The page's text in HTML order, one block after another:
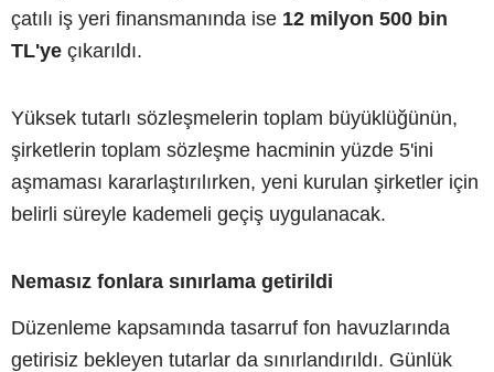
çatılı iş yeri finansmanında ise 12 milyon 500 bin
TL'ye çıkarıldı.
Yüksek tutarlı sözleşmelerin toplam büyüklüğünün,
şirketlerin toplam sözleşme hacminin yüzde 5'ini
aşmaması kararlaştırılırken, yeni kurulan şirketler için
belirli süreyle kademeli geçiş uygulanacak.
Nemasız fonlara sınırlama getirildi
Düzenleme kapsamında tasarruf fon havuzlarında
getirisiz bekleyen tutarlar da sınırlandırıldı. Günlük